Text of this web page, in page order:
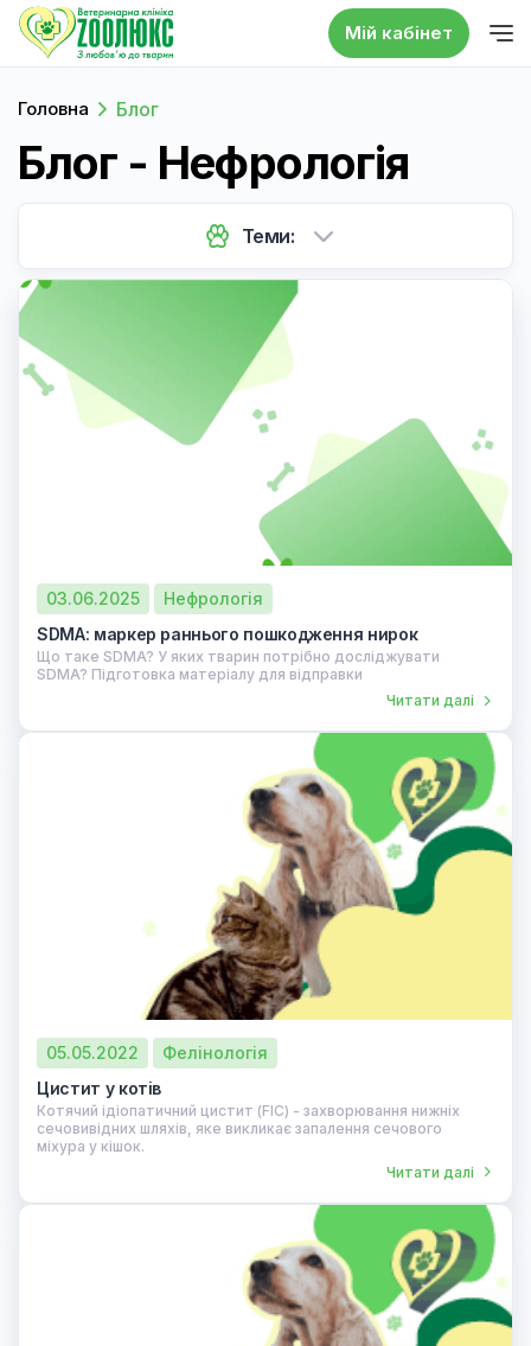
Мій кабінет
Головна Блог
Блог - Нефрологія
Теми:
03.06.2025
Нефрологія
SDMA: маркер раннього пошкодження нирок
Що таке SDMA? У яких тварин потрібно досліджувати
SDMA? Підготовка матеріалу для відправки
Читати далі
05.05.2022
Фелінологія
Цистит у котів
Котячий ідіопатичний цистит (FIC) - захворювання нижніх
сечовивідних шляхів, яке викликає запалення сечового
міхура у кішок.
Читати далі